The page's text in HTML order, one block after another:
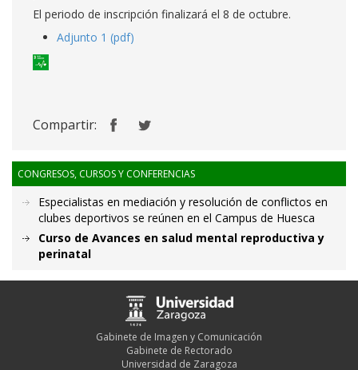
El periodo de inscripción finalizará el 8 de octubre.
Adjunto 1 (pdf)
Compartir:
CONGRESOS, CURSOS Y CONFERENCIAS
Especialistas en mediación y resolución de conflictos en
clubes deportivos se reúnen en el Campus de Huesca
Curso de Avances en salud mental reproductiva y
perinatal
Gabinete de Imagen y Comunicación
Gabinete de Rectorado
Universidad de Zaragoza